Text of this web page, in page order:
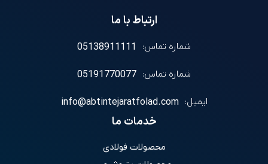
ارتباط با ما
شماره تماس: 05138911111
شماره تماس: 05191770077
ایمیل: info@abtintejaratfolad.com
خدمات ما
محصولات فولادی